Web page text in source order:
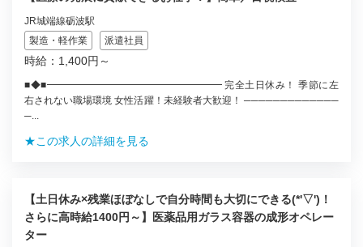
JR城端線砺波駅
製造・軽作業
派遣社員
時給：1,400円～
■◆■━━━━━━━━━━━━━━━━━━ 完全土日休み！ 季節に左
右されない職場環境 女性活躍！未経験者大歓迎！ ─────────────
─...
★この求人の詳細を見る
【土日休み×残業ほぼなしで自分時間も大切にできる(*'▽')！
さらに高時給1400円～】医薬品用ガラス容器の成形オペレー
ター